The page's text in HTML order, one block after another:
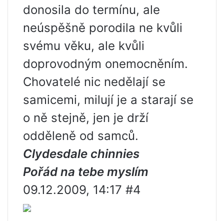
donosila do termínu, ale
neúspěšně porodila ne kvůli
svému věku, ale kvůli
doprovodným onemocněním.
Chovatelé nic nedělají se
samicemi, milují je a starají se
o ně stejně, jen je drží
odděleně od samců.
Clydesdale chinnies
Pořád na tebe myslím
09.12.2009, 14:17 #4